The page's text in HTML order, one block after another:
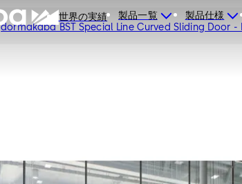
世界の実績 製品一覧 製品仕様
dormakaba BST Special Line Curved Sliding Door